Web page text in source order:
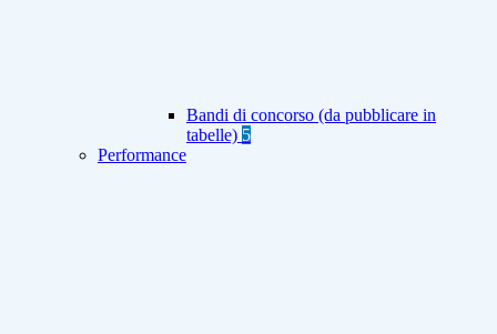
Bandi di concorso (da pubblicare in
tabelle) 5
Performance